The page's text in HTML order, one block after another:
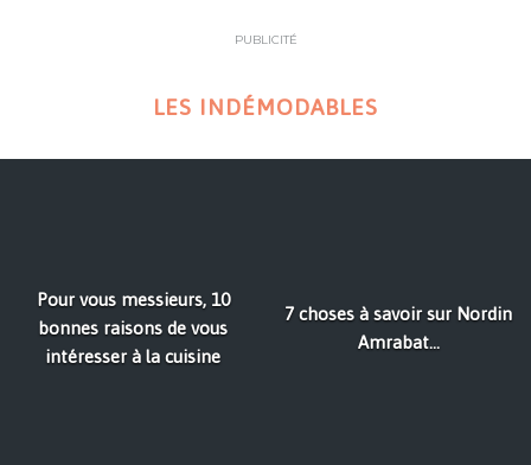
PUBLICITÉ
LES INDÉMODABLES
Pour vous messieurs, 10
bonnes raisons de vous
intéresser à la cuisine
7 choses à savoir sur Nordin
Amrabat...